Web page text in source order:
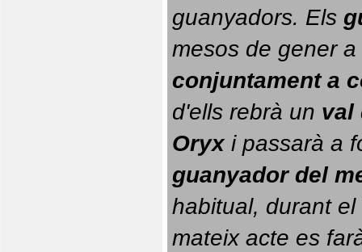
guanyadors. Els
conjuntament a
d'ells rebrà un val
Oryx i passarà a
guanyador del
habitual, durant el
mateix acte es